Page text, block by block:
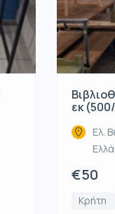
εκ
Ελ.
€50
Κρήτη